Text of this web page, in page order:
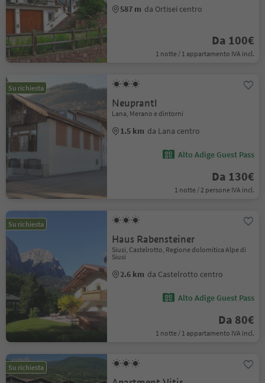
587 m da Ortisei centro
Da 100€
1 notte / 1 appartamento IVA incl.
Su richiesta
Neuprantl
Lana, Merano e dintorni
1.5 km da Lana centro
Alto Adige Guest Pass
Da 130€
1 notte / 2 persone IVA incl.
Su richiesta
Haus Rabensteiner
Siusi, Castelrotto, Regione dolomitica Alpe di
Siusi
2.6 km da Castelrotto centro
Alto Adige Guest Pass
Da 80€
1 notte / 1 appartamento IVA incl.
Su richiesta